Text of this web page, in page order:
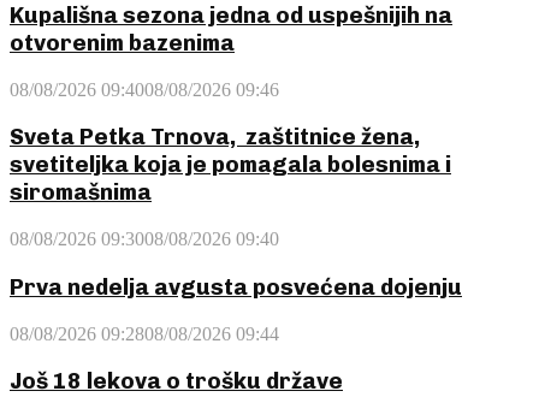
Kupališna sezona jedna od uspešnijih na
otvorenim bazenima
08/08/2026 09:4008/08/2026 09:46
Sveta Petka Trnova, zaštitnice žena,
svetiteljka koja je pomagala bolesnima i
siromašnima
08/08/2026 09:3008/08/2026 09:40
Prva nedelja avgusta posvećena dojenju
08/08/2026 09:2808/08/2026 09:44
Još 18 lekova o trošku države